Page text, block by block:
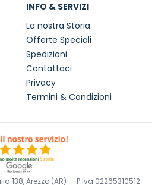
INFO & SERVIZI
La nostra Storia
Offerte Speciali
Spedizioni
Contattaci
Privacy
Termini & Condizioni
138, Arezzo (AR) — P.Iva 02265310512